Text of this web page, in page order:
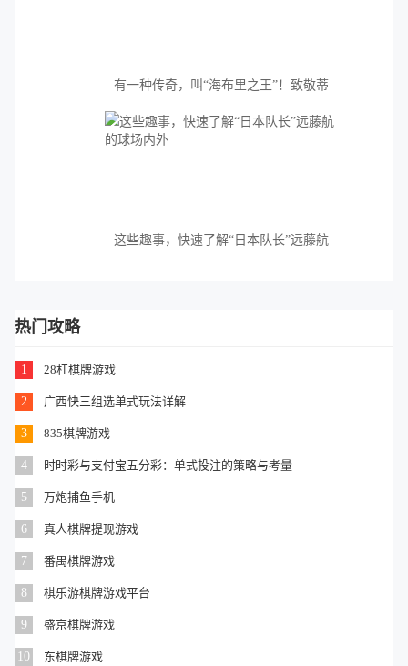
有一种传奇，叫“海布里之王”！致敬蒂
这些趣事，快速了解“日本队长”远藤航
热门攻略
1 28杠棋牌游戏
2 广西快三组选单式玩法详解
3 835棋牌游戏
4 时时彩与支付宝五分彩：单式投注的策略与考量
5 万炮捕鱼手机
6 真人棋牌提现游戏
7 番禺棋牌游戏
8 棋乐游棋牌游戏平台
9 盛京棋牌游戏
10 东棋牌游戏